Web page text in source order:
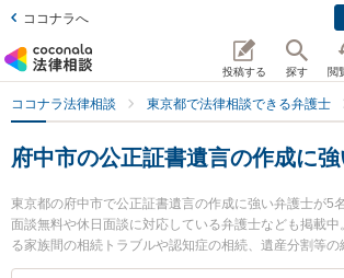
ココナラへ
投稿する 探す 閲
ココナラ法律相談 東京都で法律相談できる弁護士
府中市の公正証書遺言の作成に
東京都の府中市で公正証書遺言の作成に強い弁護士が5
面談無料や休日面談に対応している弁護士なども掲載
る家族間の相続トラブルや認知症の相続、遺産分割等
み検索もでき便利です。特にあかつき府中法律事務所